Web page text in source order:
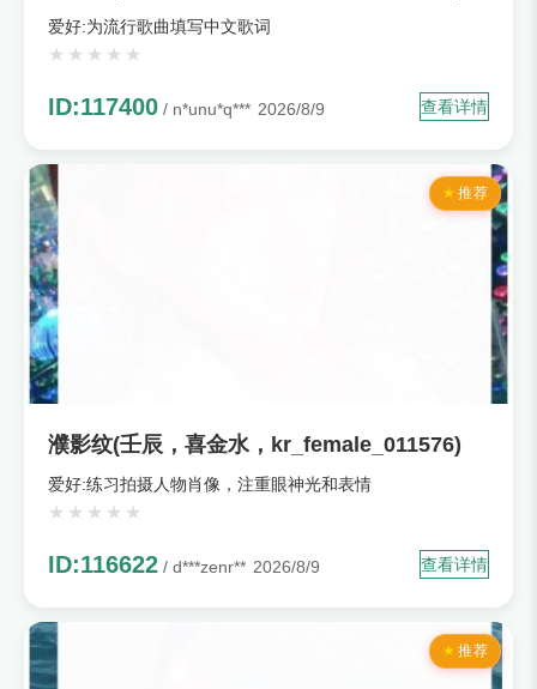
爱好:为流行歌曲填写中文歌词
ID:117400 / n*unu*q*** 2026/8/9 查看详情
推荐
濮影纹(壬辰，喜金水，kr_female_011576)
爱好:练习拍摄人物肖像，注重眼神光和表情
ID:116622 / d***zenr** 2026/8/9 查看详情
推荐